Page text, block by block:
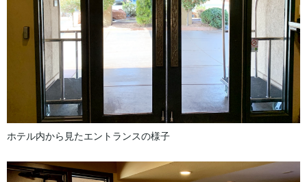
ホテル内から見たエントランスの様子